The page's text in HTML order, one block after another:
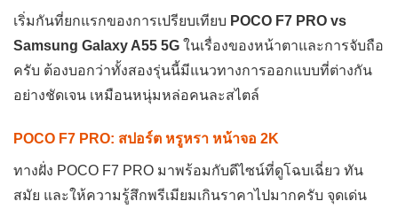
เริ่มกันที่ยกแรกของการเปรียบเทียบ POCO F7 PRO vs
Samsung Galaxy A55 5G ในเรื่องของหน้าตาและการจับถือ
ครับ ต้องบอกว่าทั้งสองรุ่นนี้มีแนวทางการออกแบบที่ต่างกัน
อย่างชัดเจน เหมือนหนุ่มหล่อคนละสไตล์
POCO F7 PRO: สปอร์ต หรูหรา หน้าจอ 2K
ทางฝั่ง POCO F7 PRO มาพร้อมกับดีไซน์ที่ดูโฉบเฉี่ยว ทัน
สมัย และให้ความรู้สึกพรีเมียมเกินราคาไปมากครับ จุดเด่น